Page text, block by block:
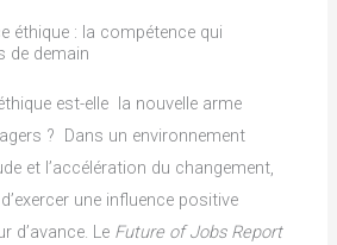
éthique : la compétence qui
de demain
est-elle la nouvelle arme
? Dans un environnement
et l’accélération du changement,
une influence positive
d’avance. Le Future of Jobs Report